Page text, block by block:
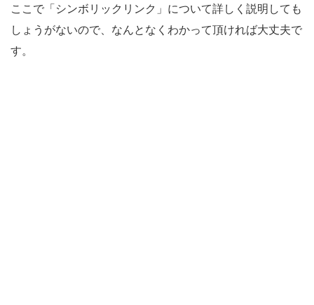
ここで「シンボリックリンク」について詳しく説明しても
しょうがないので、なんとなくわかって頂ければ大丈夫で
す。